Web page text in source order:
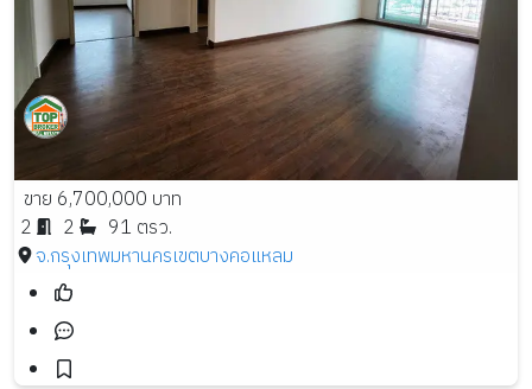
ขาย 6,700,000 บาท
2
2
91 ตรว.
จ.กรุงเทพมหานครเขตบางคอแหลม